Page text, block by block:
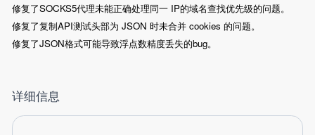
修复了SOCKS5代理未能正确处理同一 IP的域名查找优先级的问题。
修复了复制API测试头部为 JSON 时未合并 cookies 的问题。
修复了JSON格式可能导致浮点数精度丢失的bug。
详细信息